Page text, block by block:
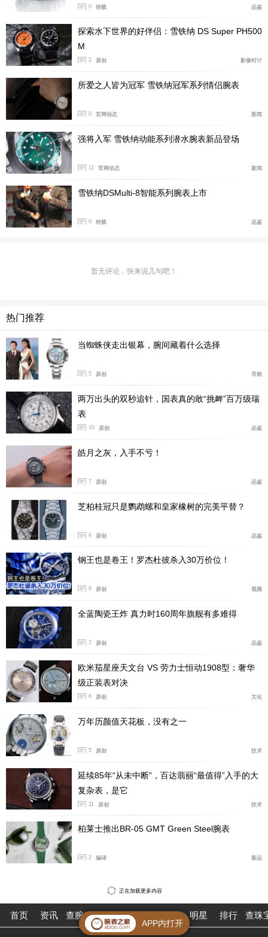
技术数据
机芯：瑞士制造，经COSC认证ETA G10.212 AJ Precidri
ve™机芯
时针、分针、小秒针、日期、EOL (低电量指示)
计时功能：累计计时/按圈计时、1/10秒、60分及60秒计
时盘
表壳：316L精钢，黑色PVD镀层
直径42毫米，表底盖配CERTINA雪铁纳龟壳标识
黑色PVD镀层表圈，带黄色漆面速度计刻度
表冠：防护型表冠，顶端带有黄色首字母缩写“DS” (双保
表盘：黑色，带黄色、白色和红色细节设计
指针和时标上带有黄色Super-LumiNova®夜光涂层
防水性能：防水性能可达10巴 (100米)
表镜：蓝宝石，双面防眩目处理
表链/表带：真皮表带，配黄色缝线和镶边
双按钮蝴蝶扣
特色：DS (双保险技术)，COSC天文台认证石英腕表，特
别赛车版
参考号及建议零售价：
C034.453.36.057.10赛车版
人民币：5450.-*
C034.453.11.057.00
黑色表盘，抛光/拉丝精钢表壳/表链
人民币：5100
C034.453.16.057.00
黑色表盘，抛光/拉丝精钢表壳和黑色打孔真皮表带
人民币：4950
C034.453.36.057.02
黑色表盘，搭配绿色/白色细节设计，黑色PVD镀层表
壳，带绿色缝线的黑色真皮表带
人民币：5350
0 转载 品鉴
探索水下世界的好伴侣：雪铁纳 DS Super PH500
M
2 原创 影像时计
所爱之人皆为冠军 雪铁纳冠军系列情侣腕表
0 官网动态 新闻
强将入军 雪铁纳动能系列潜水腕表新品登场
11 官网动态 新闻
雪铁纳DSMulti-8智能系列腕表上市
0 转载 品鉴
暂无评论，快来说几句吧！
热门推荐
当蜘蛛侠走出银幕，腕间藏着什么选择
5 原创 导购
两万出头的双秒追针，国表真的敢“挑衅”百万级瑞
表
10 原创 品鉴
皓月之灰，入手不亏！
7 原创 品鉴
芝柏桂冠只是鹦鹉螺和皇家橡树的完美平替？
9 原创 品鉴
钢王也是卷王！罗杰杜彼杀入30万价位！
6 原创 视频
全蓝陶瓷王炸 真力时160周年旗舰有多难得
7 原创 品鉴
欧米茄星座天文台 VS 劳力士恒动1908型：奢华
级正装表对决
6 原创 文化
万年历颜值天花板，没有之一
5 原创 技术
延续85年“从未中断”，百达翡丽“最值得”入手的大
复杂表，是它
11 原创 技术
柏莱士推出BR-05 GMT Green Steel腕表
2 编译 新品
正在加载更多内容
首页 资讯 查腕表 论坛 作业 明星 排行 查珠
APP内打开